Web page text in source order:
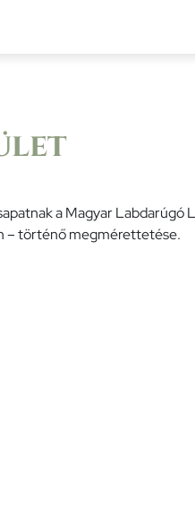
a Magyar Labdarúgó
– történő megmérettetése.